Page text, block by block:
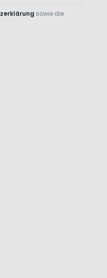
sowie die